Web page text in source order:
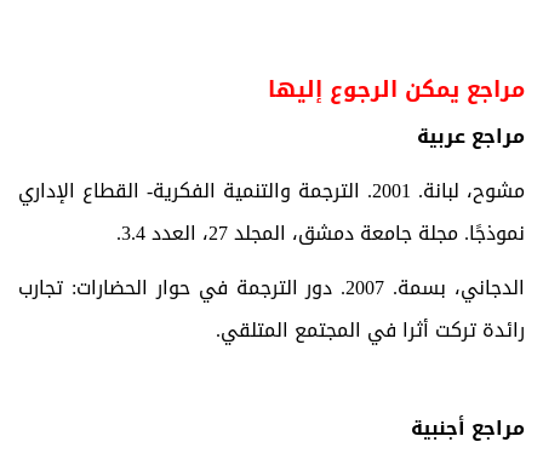
مراجع يمكن الرجوع إليها
مراجع عربية
مشوح، لبانة. 2001. الترجمة والتنمية الفكرية- القطاع الإداري
نموذجًا. مجلة جامعة دمشق، المجلد 27، العدد 3.4.
الدجاني، بسمة. 2007. دور الترجمة في حوار الحضارات: تجارب
رائدة تركت أثرا في المجتمع المتلقي.
مراجع أجنبية